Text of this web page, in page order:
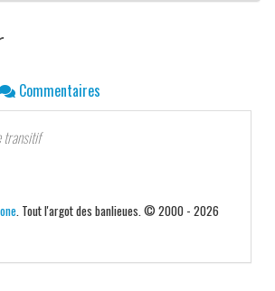
Commentaires
transitif
. Tout l'argot des banlieues. © 2000 - 2026